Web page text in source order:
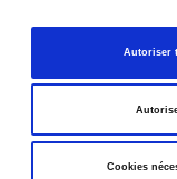
Autoriser
Cookies
English